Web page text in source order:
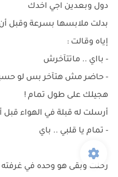
دول وبعدين اجي اخدك
بدلت ملابسها بسرعة وقبل
إياه وقالت :
- بااي .. ماتتآخرش
- حاضر مش هتآخر بس لو
هجيلك على طول تمام !
أرسلت له قبلة في الهواء قبل
- تمام يا قلبي .. باي
رحلت وبقى هو وحده في